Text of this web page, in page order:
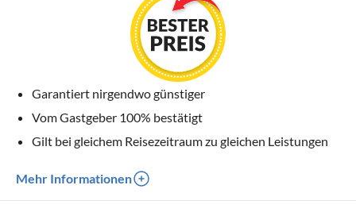
Garantiert nirgendwo günstiger
Vom Gastgeber 100% bestätigt
Gilt bei gleichem Reisezeitraum zu gleichen Leistungen
Mehr Informationen